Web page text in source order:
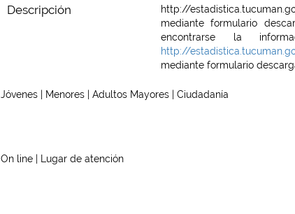
Descripción
http://
mediante formulario
encontrarse la
http://
mediante formulario
Jóvenes | Menores | Adultos Mayores | Ciudadanía
On line | Lugar de atención